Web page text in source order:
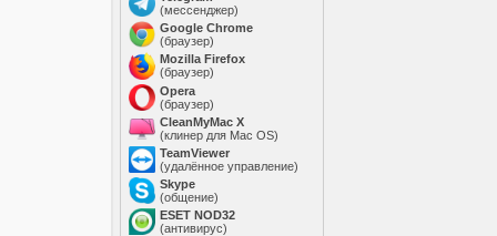
(мессенджер)
Google Chrome
(браузер)
Mozilla Firefox
(браузер)
Opera
(браузер)
CleanMyMac X
(клинер для Mac OS)
TeamViewer
(удалённое управление)
Skype
(общение)
ESET NOD32
(антивирус)